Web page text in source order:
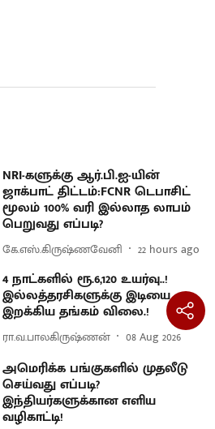
NRI-களுக்கு ஆர்.பி.ஐ-யின்
ஜாக்பாட் திட்டம்:FCNR டெபாசிட்
மூலம் 100% வரி இல்லாத லாபம்
பெறுவது எப்படி?
கே.எஸ்.கிருஷ்ணவேனி 22 hours ago
4 நாட்களில் ரூ.6,120 உயர்வு..!
இல்லத்தரசிகளுக்கு இடியை
இறக்கிய தங்கம் விலை.!
ரா.வ.பாலகிருஷ்ணன் 08 Aug 2026
அமெரிக்க பங்குகளில் முதலீடு
செய்வது எப்படி?
இந்தியர்களுக்கான எளிய
வழிகாட்டி!